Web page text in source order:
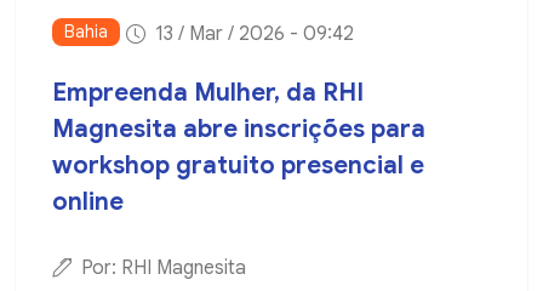
Bahia 13 / Mar / 2026 - 09:42
Empreenda Mulher, da RHI
Magnesita abre inscrições para
workshop gratuito presencial e
online
Por: RHI Magnesita